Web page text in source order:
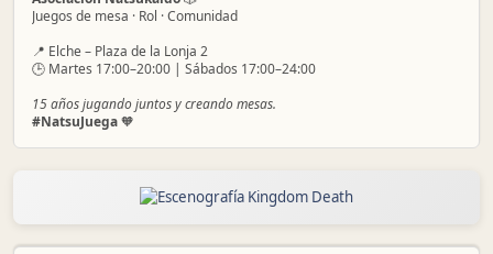
Juegos de mesa · Rol · Comunidad
📍 Elche – Plaza de la Lonja 2
🕒 Martes 17:00–20:00 | Sábados 17:00–24:00
15 años jugando juntos y creando mesas.
#NatsuJuega🧡